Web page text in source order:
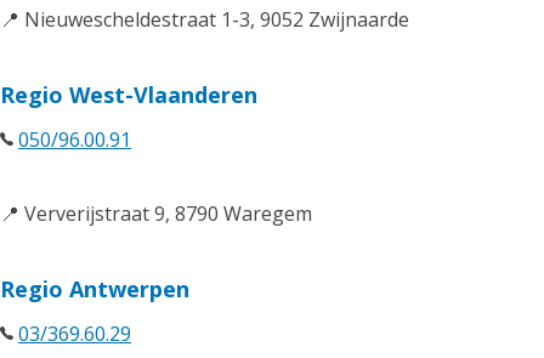
📍 Nieuwescheldestraat 1-3, 9052 Zwijnaarde
Regio West-Vlaanderen
050/96.00.91
📍 Ververijstraat 9, 8790 Waregem
Regio Antwerpen
03/369.60.29